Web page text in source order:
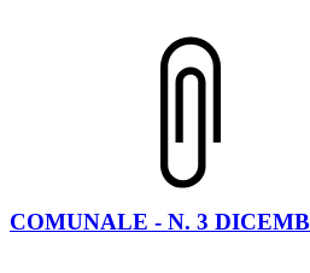
COMUNALE - N. 3